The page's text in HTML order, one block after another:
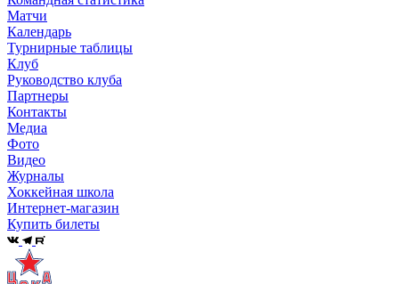
Матчи
Календарь
Турнирные таблицы
Клуб
Руководство клуба
Партнеры
Контакты
Медиа
Фото
Видео
Журналы
Хоккейная школа
Интернет-магазин
Купить билеты